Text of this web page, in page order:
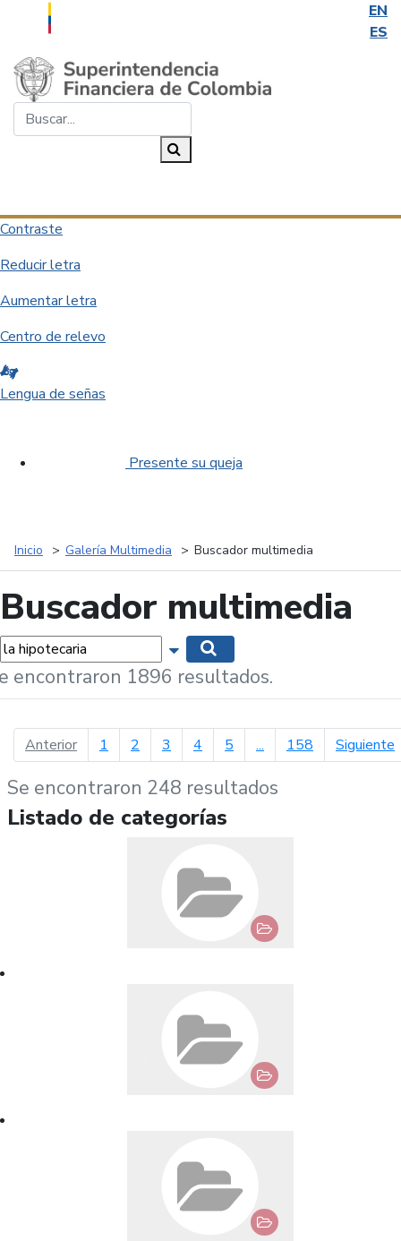
EN
ES
Saltar al contenido principal
Contraste
Reducir letra
Aumentar letra
Centro de relevo
Lengua de señas
Presente su queja
Inicio Galería Multimedia Buscador multimedia
Buscador multimedia
Mostrar opciones de búsqueda
encontraron 1896 resultados.
Anteriorpágina anterior
1 2 3 4 5 ... 158 Siguiente
Se encontraron 248 resultados
Listado de categorías